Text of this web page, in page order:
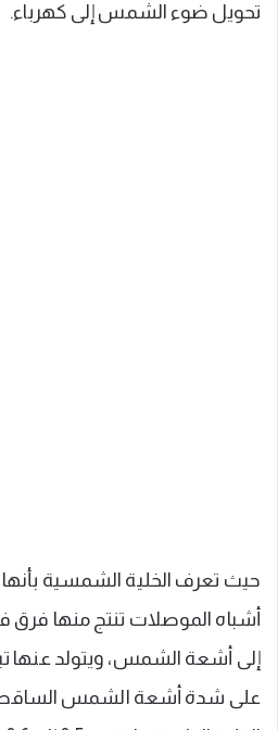
تحويل ضوء الشمس إلى كهرباء.
حيث تعرف الخلية الشمسية بأنها
أشباه الموصلات تنتج منها فرق
إلى أشعة الشمس، ويتولد عنها
على شدة أشعة الشمس الساقط